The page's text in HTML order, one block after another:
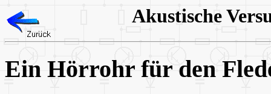
Akustische
Ein Hörrohr für den